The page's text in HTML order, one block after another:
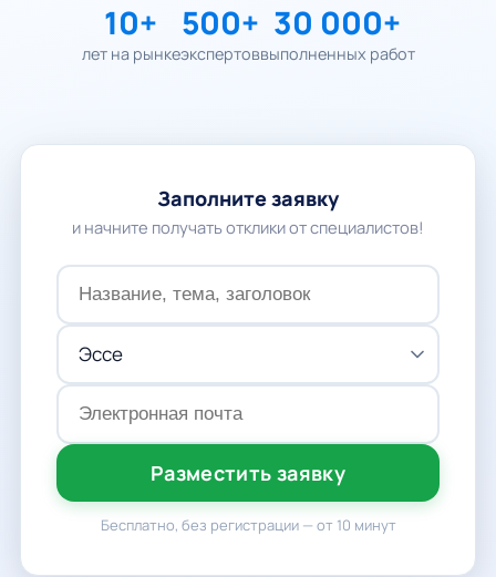
10+
лет на рынке
500+
экспертов
30 000+
выполненных работ
Заполните заявку
и начните получать отклики от специалистов!
Разместить заявку
Бесплатно, без регистрации — от 10 минут